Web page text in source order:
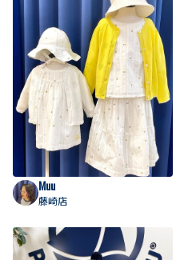
Muu
藤崎店